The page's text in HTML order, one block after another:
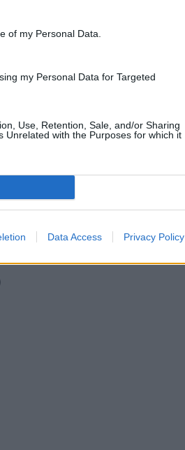
of my Personal Data.
my Personal Data for Targeted
Use, Retention, Sale, and/or Sharing
Unrelated with the Purposes for which it
Data Access Privacy Policy